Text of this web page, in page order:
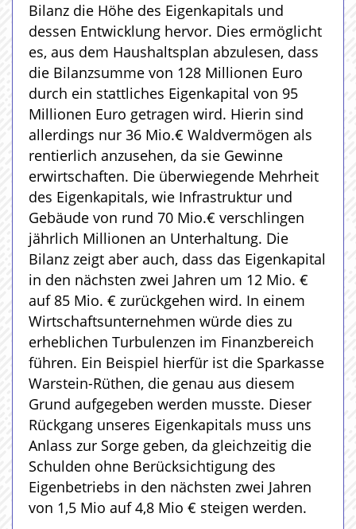
Bilanz die Höhe des Eigenkapitals und
dessen Entwicklung hervor. Dies ermöglicht
es, aus dem Haushaltsplan abzulesen, dass
die Bilanzsumme von 128 Millionen Euro
durch ein stattliches Eigenkapital von 95
Millionen Euro getragen wird. Hierin sind
allerdings nur 36 Mio.€ Waldvermögen als
rentierlich anzusehen, da sie Gewinne
erwirtschaften. Die überwiegende Mehrheit
des Eigenkapitals, wie Infrastruktur und
Gebäude von rund 70 Mio.€ verschlingen
jährlich Millionen an Unterhaltung. Die
Bilanz zeigt aber auch, dass das Eigenkapital
in den nächsten zwei Jahren um 12 Mio. €
auf 85 Mio. € zurückgehen wird. In einem
Wirtschaftsunternehmen würde dies zu
erheblichen Turbulenzen im Finanzbereich
führen. Ein Beispiel hierfür ist die Sparkasse
Warstein-Rüthen, die genau aus diesem
Grund aufgegeben werden musste. Dieser
Rückgang unseres Eigenkapitals muss uns
Anlass zur Sorge geben, da gleichzeitig die
Schulden ohne Berücksichtigung des
Eigenbetriebs in den nächsten zwei Jahren
von 1,5 Mio auf 4,8 Mio € steigen werden.